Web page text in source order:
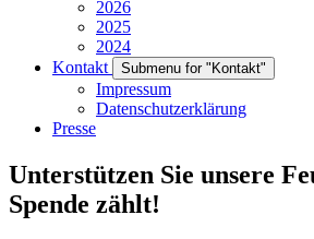
2026
2025
2024
Kontakt
Submenu for "Kontakt"
Impressum
Datenschutzerklärung
Presse
Unterstützen Sie unsere
Spende zählt!